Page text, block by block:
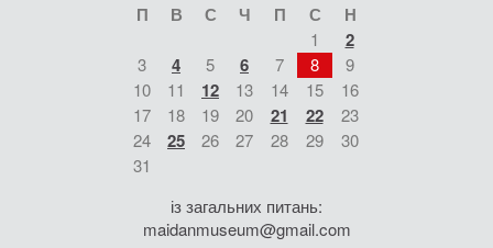
П В С Ч П С Н
1 2
3 4 5 6 7 8
9
10
11 12 13 14 15
16
17
18 19 20 21 22
23
24
25 26 27 28 29
30
31
із загальних питань:
maidanmuseum@gmail.com